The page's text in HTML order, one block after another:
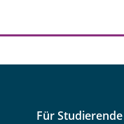
Für Studierende